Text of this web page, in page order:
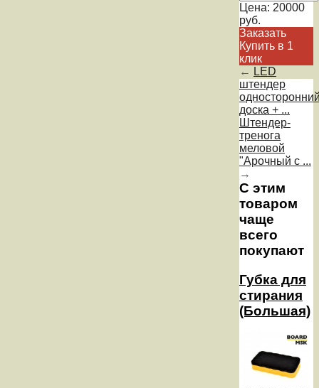
Цена: 20000
руб.
Заказать
Купить в 1
клик
← LED
штендер
доска + ...
Штендер-
тренога
меловой
"Арочный с ...
→
С этим
товаром
чаще
всего
покупают
Губка для
стирания
(Большая)